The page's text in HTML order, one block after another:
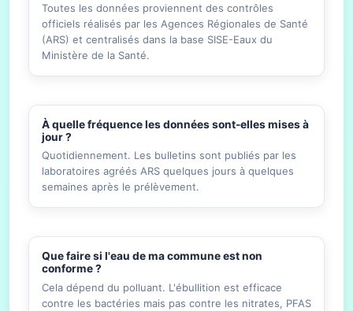
Toutes les données proviennent des contrôles
officiels réalisés par les Agences Régionales de Santé
(ARS) et centralisés dans la base SISE-Eaux du
Ministère de la Santé.
À quelle fréquence les données sont-elles mises à
jour ?
Quotidiennement. Les bulletins sont publiés par les
laboratoires agréés ARS quelques jours à quelques
semaines après le prélèvement.
Que faire si l'eau de ma commune est non
conforme ?
Cela dépend du polluant. L'ébullition est efficace
contre les bactéries mais pas contre les nitrates, PFAS